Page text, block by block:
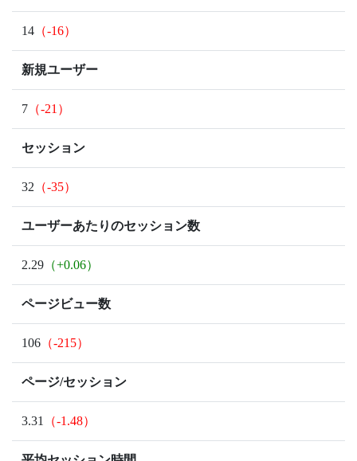
14 （-16）
新規ユーザー
7 （-21）
セッション
32 （-35）
ユーザーあたりのセッション数
2.29 （+0.06）
ページビュー数
106 （-215）
ページ/セッション
3.31 （-1.48）